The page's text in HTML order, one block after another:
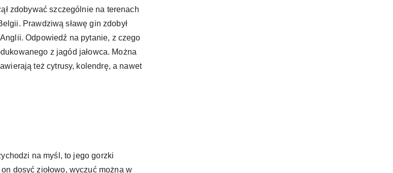
zdobywać szczególnie na terenach
Prawdziwą sławę gin zdobył
Odpowiedź na pytanie, z czego
z jagód jałowca. Można
też cytrusy, kolendrę, a nawet
na myśl, to jego gorzki
dosyć ziołowo, wyczuć można w